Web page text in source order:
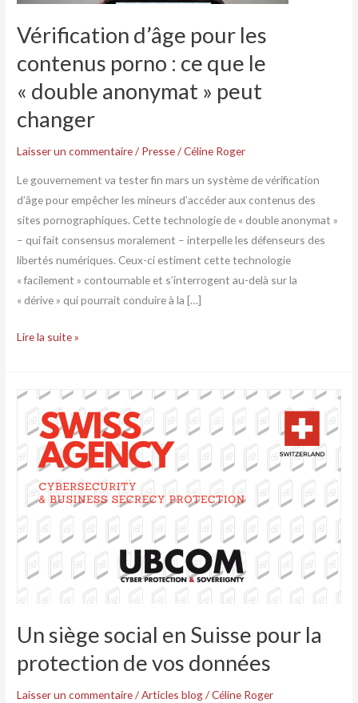
Vérification d’âge pour les
contenus porno : ce que le
« double anonymat » peut
changer
Laisser un commentaire/ Presse/Céline Roger
Le gouvernement va tester fin mars un système de vérification
d’âge pour empêcher les mineurs d’accéder aux contenus des
sites pornographiques. Cette technologie de « double anonymat »
– qui fait consensus moralement – interpelle les défenseurs des
libertés numériques. Ceux-ci estiment cette technologie
« facilement » contournable et s’interrogent au-delà sur la
« dérive » qui pourrait conduire à la […]
« double
anonymat »
peut
changer
Lire la suite »
Un siège social en Suisse pour la
protection de vos données
Laisser un commentaire/Articles blog/Céline Roger
Un
siège
social
en
Suisse
pour
la
protection
de
vos
données